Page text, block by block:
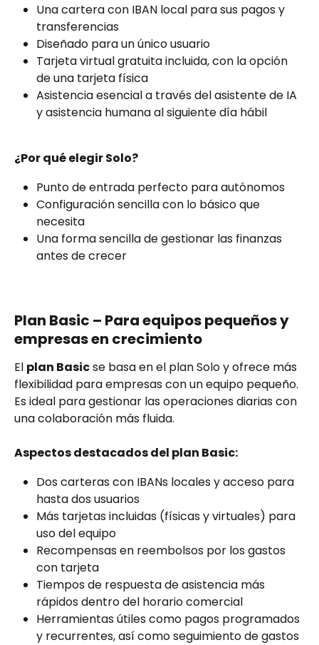
Una cartera con IBAN local para sus pagos y
transferencias
Diseñado para un único usuario
Tarjeta virtual gratuita incluida, con la opción
de una tarjeta física
Asistencia esencial a través del asistente de IA
y asistencia humana al siguiente día hábil
¿Por qué elegir Solo?
Punto de entrada perfecto para autónomos
Configuración sencilla con lo básico que
necesita
Una forma sencilla de gestionar las finanzas
antes de crecer
Plan Basic – Para equipos pequeños y
empresas en crecimiento
El plan Basic se basa en el plan Solo y ofrece más
flexibilidad para empresas con un equipo pequeño.
Es ideal para gestionar las operaciones diarias con
una colaboración más fluida.
Aspectos destacados del plan Basic:
Dos carteras con IBANs locales y acceso para
hasta dos usuarios
Más tarjetas incluidas (físicas y virtuales) para
uso del equipo
Recompensas en reembolsos por los gastos
con tarjeta
Tiempos de respuesta de asistencia más
rápidos dentro del horario comercial
Herramientas útiles como pagos programados
y recurrentes, así como seguimiento de gastos